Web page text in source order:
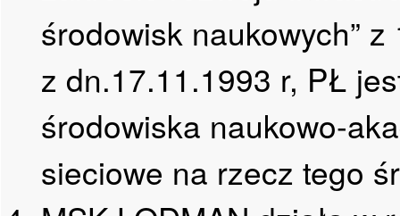
środowisk naukowych”
z dn.17.11.1993 r, PŁ
środowiska naukowo-
sieciowe na rzecz tego